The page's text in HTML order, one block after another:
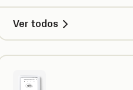
Ver todos